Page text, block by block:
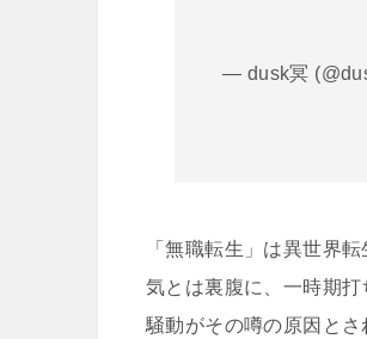
— dusk冥
「無職転生」は異世界
気とは裏腹に、一時期
騒動がその噂の原因とさ